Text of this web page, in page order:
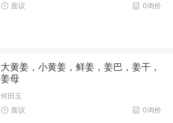
0询价
面议
大黄姜，小黄姜，鲜姜，姜巴，姜干，
姜母
何田玉
0询价
面议